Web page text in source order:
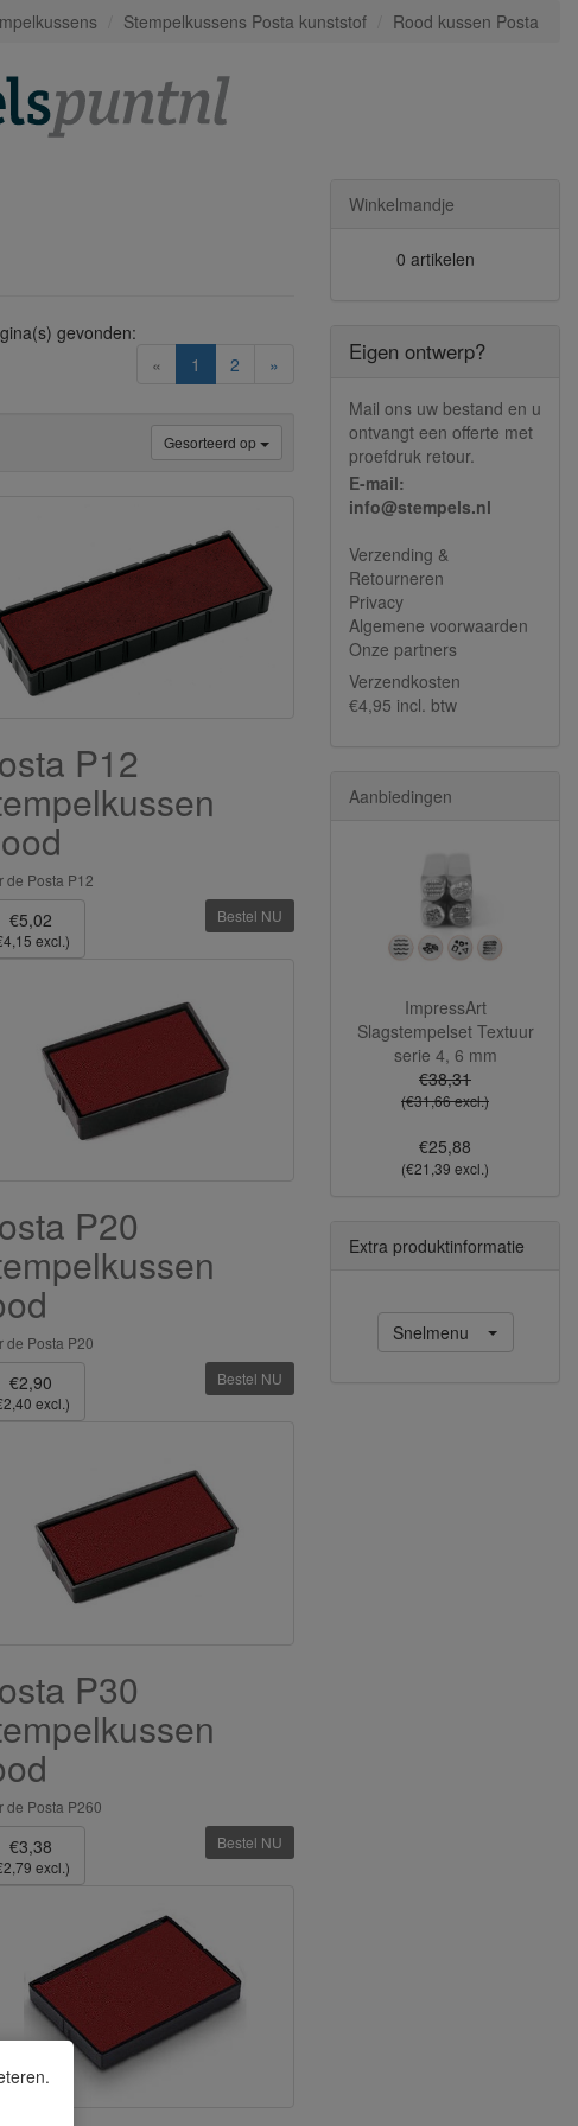
Stempelkussens Posta kunststof Rood kussen Posta
«
1 (current)
2 »
gevonden:
Gesorteerd op
P12
de Posta P12
€5,02
excl.)
Bestel NU
P20
de Posta P20
€2,90
excl.)
Bestel NU
P30
de Posta P260
€3,38
excl.)
Bestel NU
Winkelmandje
0 artikelen
Eigen ontwerp?
Mail ons uw bestand en u
ontvangt een offerte met
proefdruk retour.
E-mail:
info@stempels.nl
Verzending &
Retourneren
Privacy
Algemene voorwaarden
Onze partners
Verzendkosten
€4,95 incl. btw
Aanbiedingen
ImpressArt
Slagstempelset Textuur
serie 4, 6 mm
€38,31
(€31,66 excl.)
€25,88
(€21,39 excl.)
Extra produktinformatie
Snelmenu